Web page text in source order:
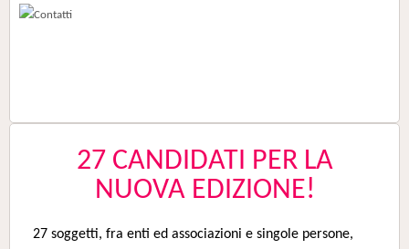
27 CANDIDATI PER LA
NUOVA EDIZIONE!
27 soggetti, fra enti ed associazioni e singole persone,